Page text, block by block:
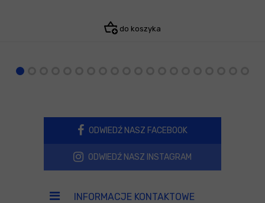
do koszyka
ODWIEDŹ NASZ FACEBOOK
ODWIEDŹ NASZ INSTAGRAM
INFORMACJE KONTAKTOWE